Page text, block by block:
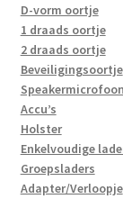
D-vorm oortje
1 draads oortje
2 draads oortje
Beveiligingsoortje
Accu’s
Holster
Enkelvoudige
Groepsladers
Adapter/Verloopje